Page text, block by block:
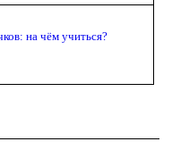
на чём учиться?